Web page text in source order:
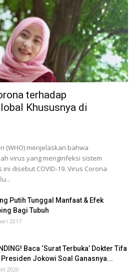
terhadap
Khususnya di
(WHO) menjelaskan bahwa
virus yang menginfeksi sistem
disebut COVID-19. Virus Corona
Putih Tunggal Manfaat & Efek
Bagi Tubuh
2017
Baca ‘Surat Terbuka’ Dokter Tifa
Presiden Jokowi Soal Ganasnya...
2020